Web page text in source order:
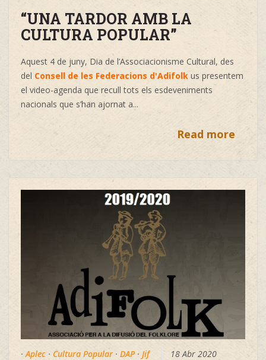
“UNA TARDOR AMB LA
CULTURA POPULAR”
Aquest 4 de juny, Dia de l’Associacionisme Cultural, des
del Consell de les Federacions d'Adifolk us presentem
el video-agenda que recull tots els esdeveniments
nacionals que s’han ajornat a...
Read more
·Aplec · Cultura Popular · DAP· Jif 18 Abr 2020